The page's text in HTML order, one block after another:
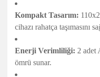
Kompakt Tasarım:
cihazı rahatça taşımasını
Enerji Verimliliği: 2 adet
ömrü sunar.